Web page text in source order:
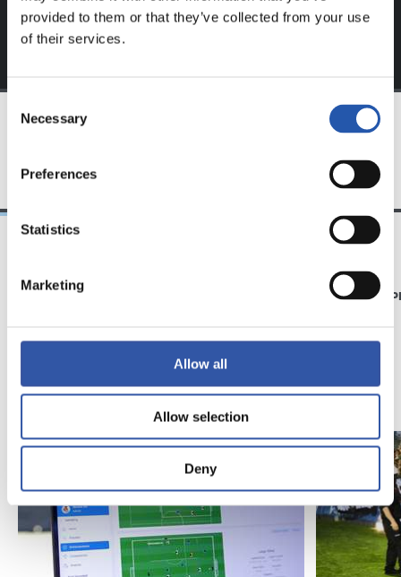
provided to them or that they’ve collected from your use
of their services.
Selection
Necessary
Preferences
Statistics
Marketing
Allow all
Allow selection
Deny
jour
23/06/2025
GALERIE DE